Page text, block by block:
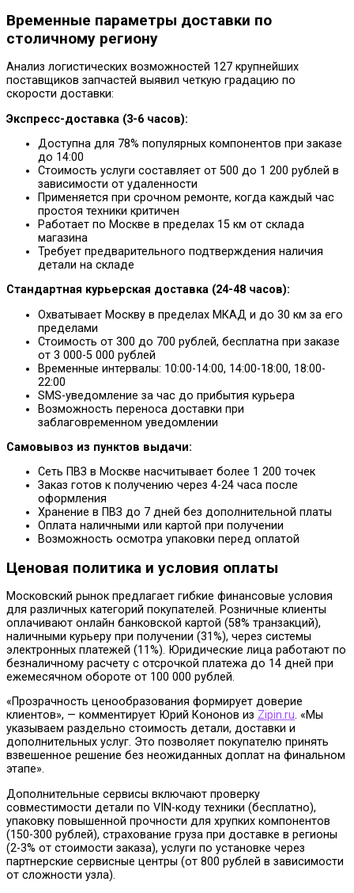
Временные параметры доставки по
столичному региону
Анализ логистических возможностей 127 крупнейших
поставщиков запчастей выявил четкую градацию по
скорости доставки:
Экспресс-доставка (3-6 часов):
Доступна для 78% популярных компонентов при заказе
до 14:00
Стоимость услуги составляет от 500 до 1 200 рублей в
зависимости от удаленности
Применяется при срочном ремонте, когда каждый час
простоя техники критичен
Работает по Москве в пределах 15 км от склада
магазина
Требует предварительного подтверждения наличия
детали на складе
Стандартная курьерская доставка (24-48 часов):
Охватывает Москву в пределах МКАД и до 30 км за его
пределами
Стоимость от 300 до 700 рублей, бесплатна при заказе
от 3 000-5 000 рублей
Временные интервалы: 10:00-14:00, 14:00-18:00, 18:00-
22:00
SMS-уведомление за час до прибытия курьера
Возможность переноса доставки при
заблаговременном уведомлении
Самовывоз из пунктов выдачи:
Сеть ПВЗ в Москве насчитывает более 1 200 точек
Заказ готов к получению через 4-24 часа после
оформления
Хранение в ПВЗ до 7 дней без дополнительной платы
Оплата наличными или картой при получении
Возможность осмотра упаковки перед оплатой
Ценовая политика и условия оплаты
Московский рынок предлагает гибкие финансовые условия
для различных категорий покупателей. Розничные клиенты
оплачивают онлайн банковской картой (58% транзакций),
наличными курьеру при получении (31%), через системы
электронных платежей (11%). Юридические лица работают по
безналичному расчету с отсрочкой платежа до 14 дней при
ежемесячном обороте от 100 000 рублей.
«Прозрачность ценообразования формирует доверие
клиентов», — комментирует Юрий Кононов из Zipin.ru. «Мы
указываем раздельно стоимость детали, доставки и
дополнительных услуг. Это позволяет покупателю принять
взвешенное решение без неожиданных доплат на финальном
этапе».
Дополнительные сервисы включают проверку
совместимости детали по VIN-коду техники (бесплатно),
упаковку повышенной прочности для хрупких компонентов
(150-300 рублей), страхование груза при доставке в регионы
(2-3% от стоимости заказа), услуги по установке через
партнерские сервисные центры (от 800 рублей в зависимости
от сложности узла).